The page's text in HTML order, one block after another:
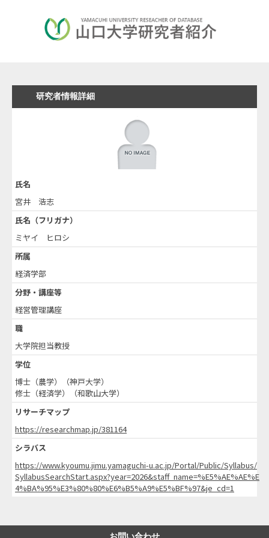
研究者情報詳細
氏名
宮井 浩志
氏名（フリガナ）
ミヤイ ヒロシ
所属
経済学部
分野・講座等
経営管理講座
職
大学院担当教授
学位
博士（農学）（神戸大学）
修士（経済学）（和歌山大学）
リサーチマップ
https://researchmap.jp/381164
シラバス
https://www.kyoumu.jimu.yamaguchi-u.ac.jp/Portal/Public/Syllabus/
SyllabusSearchStart.aspx?year=2026&staff_name=%E5%AE%AE%E
4%BA%95%E3%80%80%E6%B5%A9%E5%BF%97&je_cd=1